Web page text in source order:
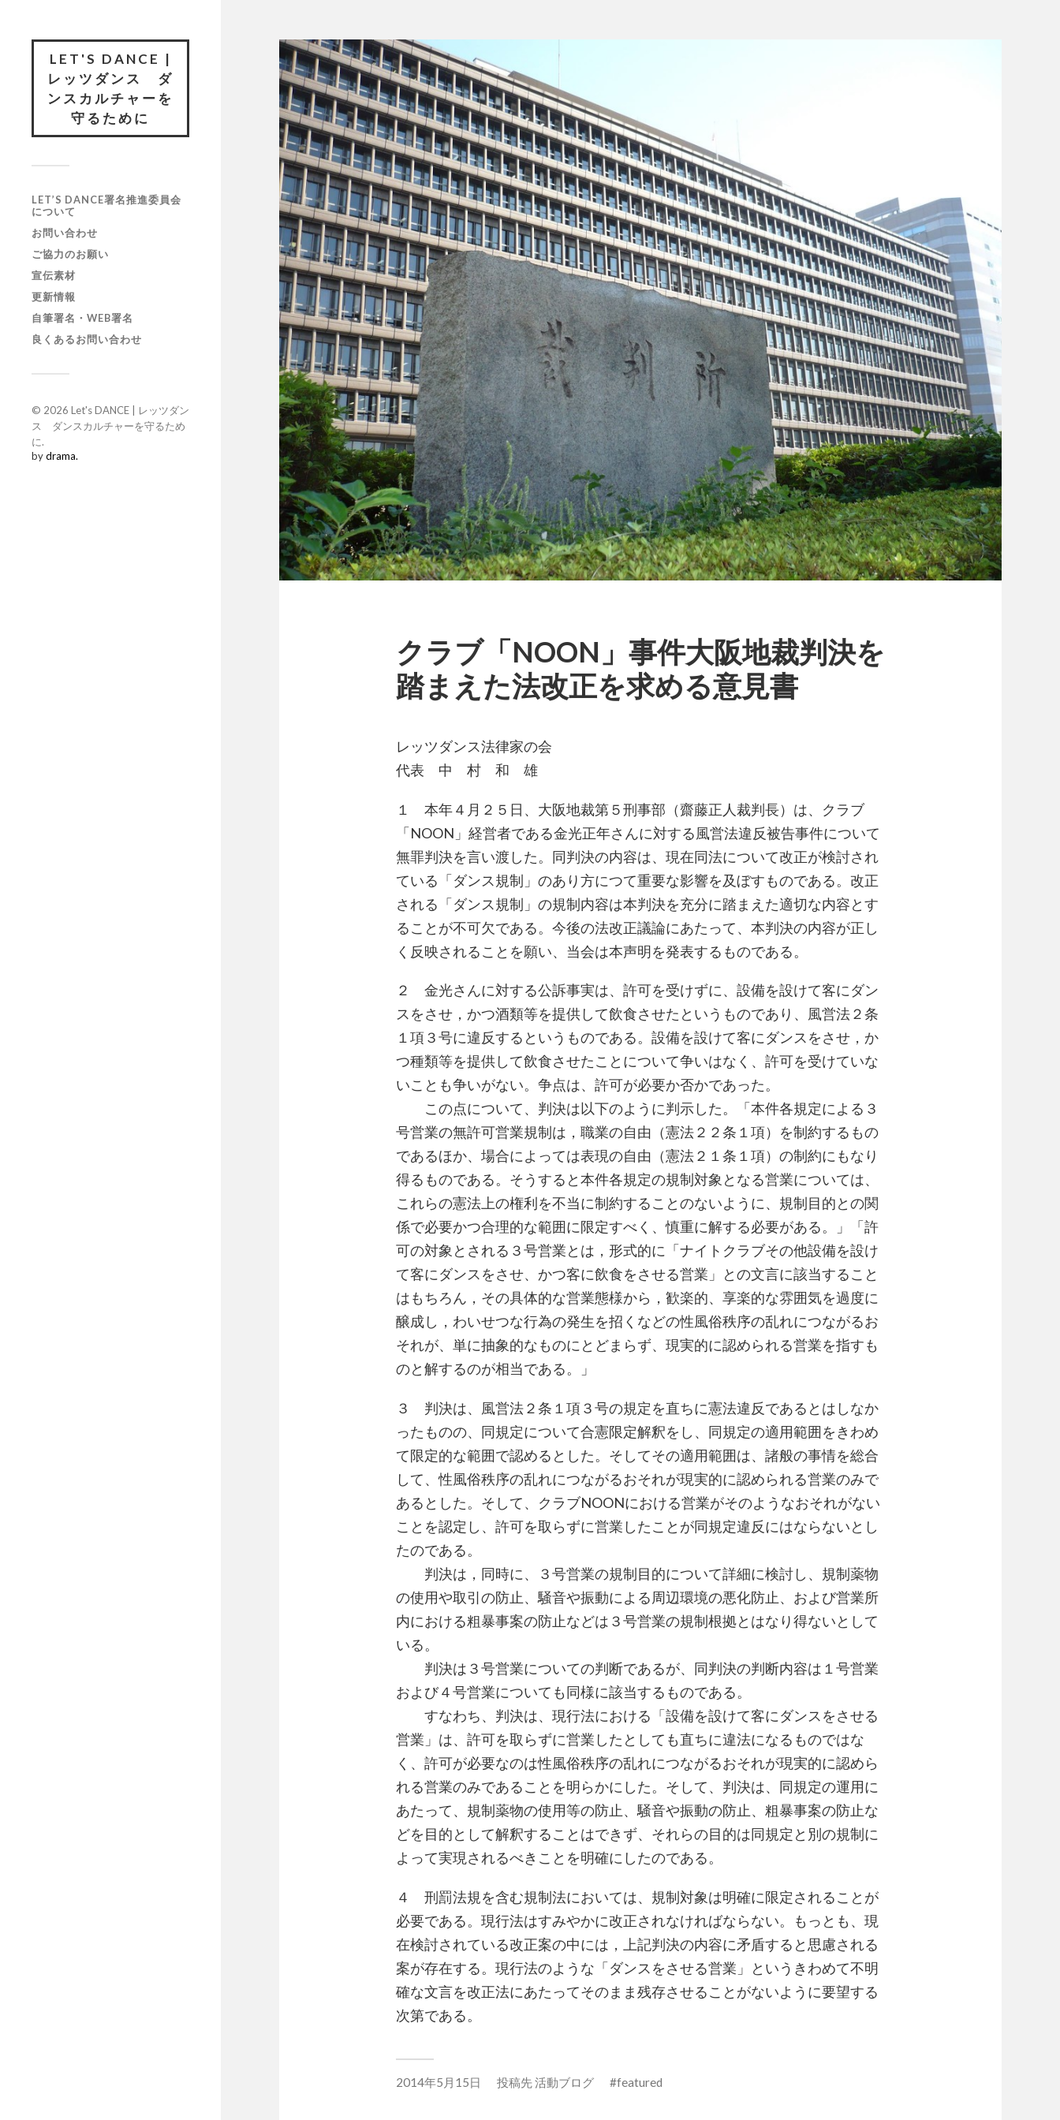
LET'S DANCE |
レッツダンス ダ
ンスカルチャーを
守るために
LET’S DANCE署名推進委員会
について
お問い合わせ
ご協力のお願い
宣伝素材
更新情報
自筆署名・WEB署名
良くあるお問い合わせ
© 2026 Let's DANCE | レッツダン
ス ダンスカルチャーを守るため
に.
bydrama.
クラブ「NOON」事件大阪地裁判決を
踏まえた法改正を求める意見書
レッツダンス法律家の会
代表 中 村 和 雄
１ 本年４月２５日、大阪地裁第５刑事部（齋藤正人裁判長）は、クラブ
「NOON」経営者である金光正年さんに対する風営法違反被告事件について
無罪判決を言い渡した。同判決の内容は、現在同法について改正が検討され
ている「ダンス規制」のあり方につて重要な影響を及ぼすものである。改正
される「ダンス規制」の規制内容は本判決を充分に踏まえた適切な内容とす
ることが不可欠である。今後の法改正議論にあたって、本判決の内容が正し
く反映されることを願い、当会は本声明を発表するものである。
２ 金光さんに対する公訴事実は、許可を受けずに、設備を設けて客にダン
スをさせ，かつ酒類等を提供して飲食させたというものであり、風営法２条
１項３号に違反するというものである。設備を設けて客にダンスをさせ，か
つ種類等を提供して飲食させたことについて争いはなく、許可を受けていな
いことも争いがない。争点は、許可が必要か否かであった。
この点について、判決は以下のように判示した。「本件各規定による３
号営業の無許可営業規制は，職業の自由（憲法２２条１項）を制約するもの
であるほか、場合によっては表現の自由（憲法２１条１項）の制約にもなり
得るものである。そうすると本件各規定の規制対象となる営業については、
これらの憲法上の権利を不当に制約することのないように、規制目的との関
係で必要かつ合理的な範囲に限定すべく、慎重に解する必要がある。」「許
可の対象とされる３号営業とは，形式的に「ナイトクラブその他設備を設け
て客にダンスをさせ、かつ客に飲食をさせる営業」との文言に該当すること
はもちろん，その具体的な営業態様から，歓楽的、享楽的な雰囲気を過度に
醸成し，わいせつな行為の発生を招くなどの性風俗秩序の乱れにつながるお
それが、単に抽象的なものにとどまらず、現実的に認められる営業を指すも
のと解するのが相当である。」
３ 判決は、風営法２条１項３号の規定を直ちに憲法違反であるとはしなか
ったものの、同規定について合憲限定解釈をし、同規定の適用範囲をきわめ
て限定的な範囲で認めるとした。そしてその適用範囲は、諸般の事情を総合
して、性風俗秩序の乱れにつながるおそれが現実的に認められる営業のみで
あるとした。そして、クラブNOONにおける営業がそのようなおそれがない
ことを認定し、許可を取らずに営業したことが同規定違反にはならないとし
たのである。
判決は，同時に、３号営業の規制目的について詳細に検討し、規制薬物
の使用や取引の防止、騒音や振動による周辺環境の悪化防止、および営業所
内における粗暴事案の防止などは３号営業の規制根拠とはなり得ないとして
いる。
判決は３号営業についての判断であるが、同判決の判断内容は１号営業
および４号営業についても同様に該当するものである。
すなわち、判決は、現行法における「設備を設けて客にダンスをさせる
営業」は、許可を取らずに営業したとしても直ちに違法になるものではな
く、許可が必要なのは性風俗秩序の乱れにつながるおそれが現実的に認めら
れる営業のみであることを明らかにした。そして、判決は、同規定の運用に
あたって、規制薬物の使用等の防止、騒音や振動の防止、粗暴事案の防止な
どを目的として解釈することはできず、それらの目的は同規定と別の規制に
よって実現されるべきことを明確にしたのである。
４ 刑罰法規を含む規制法においては、規制対象は明確に限定されることが
必要である。現行法はすみやかに改正されなければならない。もっとも、現
在検討されている改正案の中には，上記判決の内容に矛盾すると思慮される
案が存在する。現行法のような「ダンスをさせる営業」というきわめて不明
確な文言を改正法にあたってそのまま残存させることがないように要望する
次第である。
2014年5月15日 投稿先活動ブログ featured